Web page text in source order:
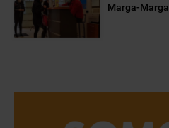
Marga-Marga